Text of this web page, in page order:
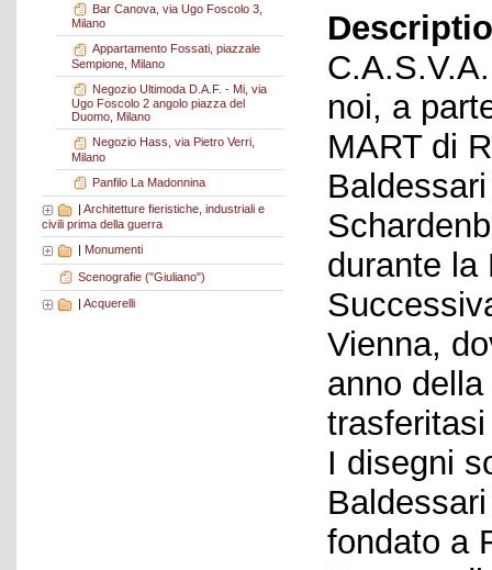
Bar Canova, via Ugo Foscolo 3,
Milano
Appartamento Fossati, piazzale
Sempione, Milano
Negozio Ultimoda D.A.F. - Mi, via
Ugo Foscolo 2 angolo piazza del
Duomo, Milano
Negozio Hass, via Pietro Verri,
Milano
Panfilo La Madonnina
Architetture fieristiche, industriali e
civili prima della guerra
| Monumenti
Scenografie ("Giuliano")
| Acquerelli
noi, a
MART di
durante la
Vienna,
anno
I disegni
fondato a